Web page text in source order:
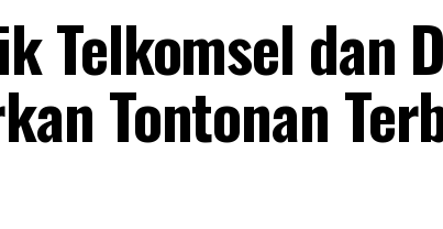
Telkomsel dan
Tontonan